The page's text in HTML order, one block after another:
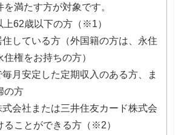
を満たす方が対象です。
上62歳以下の方（※1）
している方（外国籍の方は、永住
権をお持ちの方）
月安定した定期収入のある方、ま
の方
会社または三井住友カード株式会
ることができる方（※2）